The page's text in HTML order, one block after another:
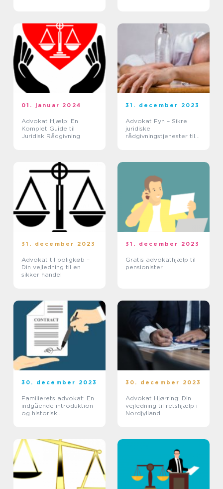
01. januar 2024
Advokat Hjælp: En
Komplet Guide til
Juridisk Rådgivning
31. december 2023
Advokat Fyn – Sikre
juridiske
rådgivningstjenester til
31. december 2023
Advokat til boligkøb –
Din vejledning til en
sikker handel
31. december 2023
Gratis advokathjælp til
pensionister
30. december 2023
Familierets advokat: En
indgående introduktion
og historisk
30. december 2023
Advokat Hjørring: Din
vejledning til retshjælp i
Nordjylland